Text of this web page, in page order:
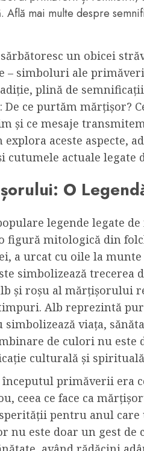
Află mai multe despre
un obicei
– simboluri ale
plină de
ce purtăm mărțișor?
și ce mesaje
explora aceste aspecte,
actuale legate
O
legende legate
figură mitologică din
a urcat cu oile la
simbolizează trecerea
și roșu al mărțișorului
Alb reprezintă
viața,
de culori nu este
culturală și
începutul primăverii era
ceea ce face ca
pentru anul care
nu este doar un gest de
& Dragons:
hoti, un
de la primele
MAY 17, 2023
retete
curcan
MAY 24, 2023
4
3